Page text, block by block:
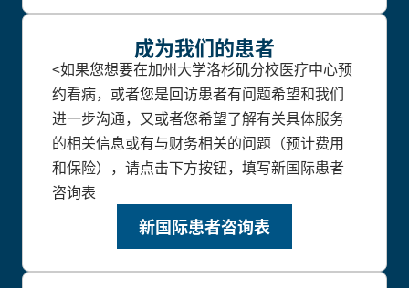
成为我们的患者
<如果您想要在加州大学洛杉矶分校医疗中心预
约看病，或者您是回访患者有问题希望和我们
进一步沟通，又或者您希望了解有关具体服务
的相关信息或有与财务相关的问题（预计费用
和保险），请点击下方按钮，填写新国际患者
咨询表
新国际患者咨询表